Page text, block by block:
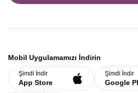
Mobil Uygulamamızı İndirin
Şimdi İndir
App Store
Şimdi İndir
Google